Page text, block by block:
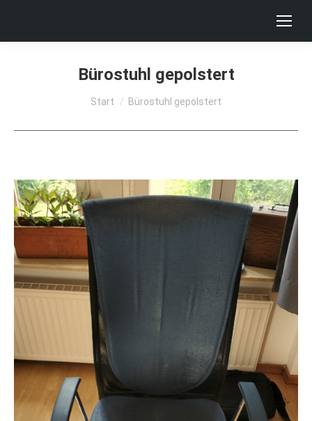
Bürostuhl gepolstert
Sie befinden sich hier:
Start Bürostuhl gepolstert